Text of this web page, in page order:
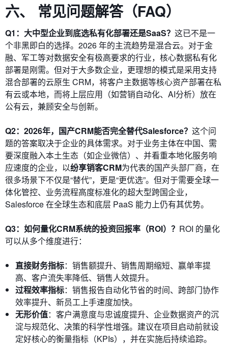
六、 常见问题解答（FAQ）
Q1：大中型企业到底选私有化部署还是SaaS？ 这已不是一
个非黑即白的选择。2026 年的主流趋势是混合云。对于金
融、军工等对数据安全有极高要求的行业，核心数据私有化
部署是刚需。但对于大多数企业，更理想的模式是采用支持
混合部署的云原生 CRM，将客户主数据等核心资产部署在私
有云或本地，而将上层应用（如营销自动化、AI分析）放在
公有云，兼顾安全与创新。
Q2：2026年，国产CRM能否完全替代Salesforce？ 这个问
题的答案取决于企业的具体需求。对于业务主体在中国、需
要深度融入本土生态（如企业微信）、并看重本地化服务响
应速度的企业，以纷享销客CRM为代表的国产头部厂商，在
很多场景下不仅是“替代”，更是“更优选”。但对于需要全球一
体化管控、业务流程高度标准化的超大型跨国企业，
Salesforce 在全球生态和底层 PaaS 能力上仍有其优势。
Q3：如何量化CRM系统的投资回报率（ROI）？ ROI 的量化
可以从多个维度进行：
直接财务指标：销售额提升、销售周期缩短、赢单率提
高、客户流失率降低、销售人效提升。
过程效率指标：销售报告自动化节省的时间、跨部门协作
效率提升、新员工上手速度加快。
无形价值：客户满意度与忠诚度提升、企业数据资产的沉
淀与规范化、决策的科学性增强。建议在项目启动前就设
定好核心的衡量指标（KPIs），并在实施后持续追踪。